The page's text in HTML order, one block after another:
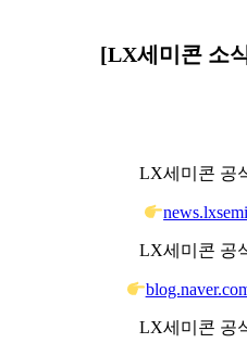
[LX세미콘 소
LX세미콘 공
LX세미콘 공
LX세미콘 공